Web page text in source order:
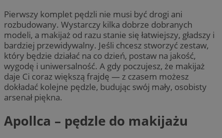
Pierwszy komplet pędzli nie musi być drogi ani
rozbudowany. Wystarczy kilka dobrze dobranych
modeli, a makijaż od razu stanie się łatwiejszy, gładszy i
bardziej przewidywalny. Jeśli chcesz stworzyć zestaw,
który będzie działać na co dzień, postaw na jakość,
wygodę i uniwersalność. A gdy poczujesz, że makijaż
daje Ci coraz większą frajdę — z czasem możesz
dokładać kolejne pędzle, budując swój mały, osobisty
arsenał piękna.
Apollca – pędzle do makijażu